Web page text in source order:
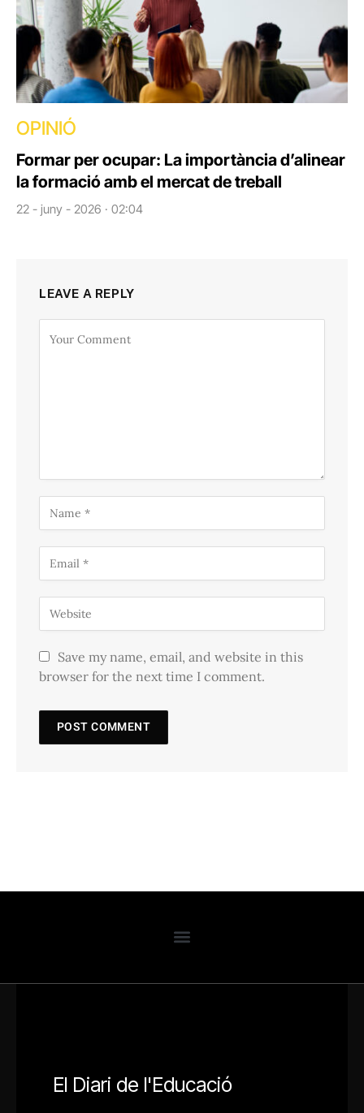
OPINIÓ
Formar per ocupar: La importància d’alinear
la formació amb el mercat de treball
22 - juny - 2026 · 02:04
LEAVE A REPLY
Save my name, email, and website in this
browser for the next time I comment.